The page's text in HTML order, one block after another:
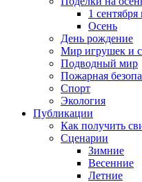
1
Осень
День рождение
Мир игрушек и
Подводный мир
Пожарная
Спорт
Экология
Публикации
Как получить
Сценарии
Зимние
Весенние
Летние